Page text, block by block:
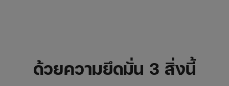
ด้วยความยึดมั่น 3 สิ่งนี้